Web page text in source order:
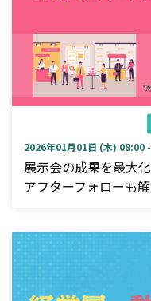
2026年01月01日 (木) 08:00
展示会の成果を最大
アフターフォローも